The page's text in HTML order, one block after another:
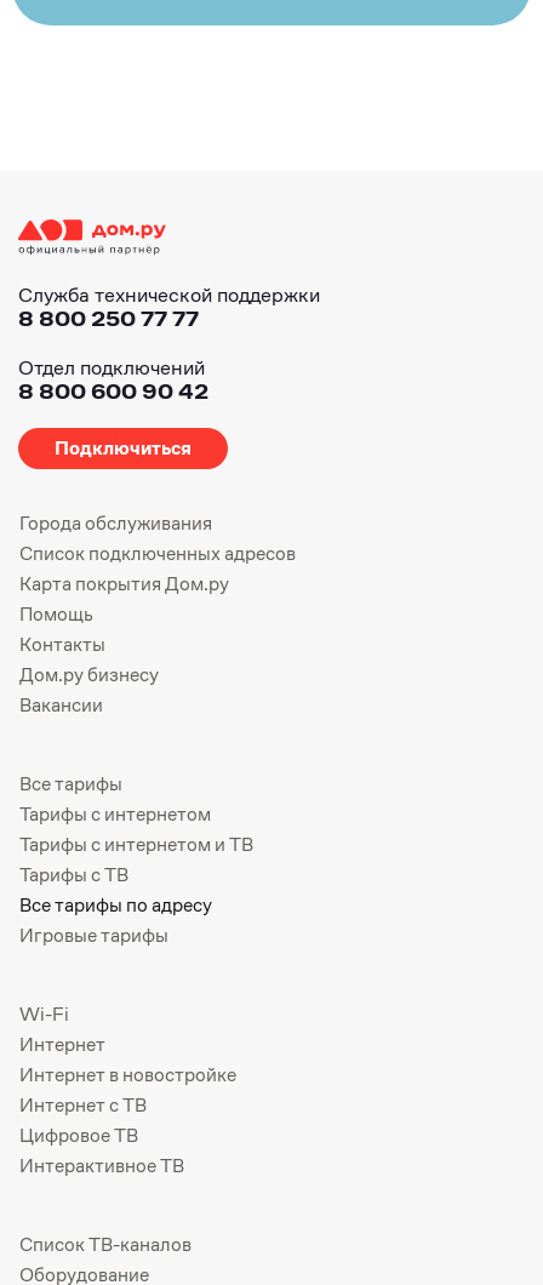
Служба технической поддержки
8 800 250 77 77
Отдел подключений
8 800 600 90 42
Подключиться
Города обслуживания
Список подключенных адресов
Карта покрытия Дом.ру
Помощь
Контакты
Дом.ру бизнесу
Вакансии
Все тарифы
Тарифы с интернетом
Тарифы с интернетом и ТВ
Тарифы с ТВ
Все тарифы по адресу
Игровые тарифы
Wi-Fi
Интернет
Интернет в новостройке
Интернет с ТВ
Цифровое ТВ
Интерактивное ТВ
Список ТВ-каналов
Оборудование